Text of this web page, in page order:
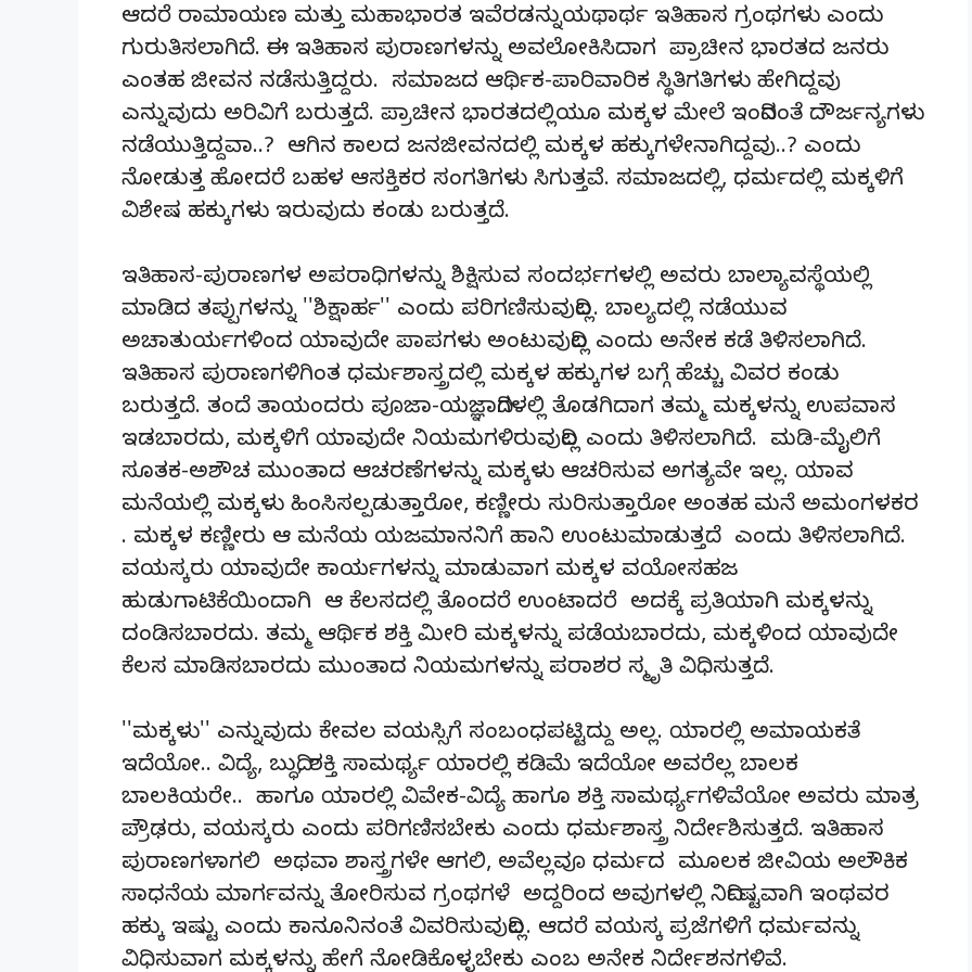
ಆದರೆ ರಾಮಾಯಣ ಮತ್ತು ಮಹಾಭಾರತ ಇವೆರಡನ್ನುಯಥಾರ್ಥ ಇತಿಹಾಸ ಗ್ರಂಥಗಳು ಎಂದು
ಗುರುತಿಸಲಾಗಿದೆ. ಈ ಇತಿಹಾಸ ಪುರಾಣಗಳನ್ನು ಅವಲೋಕಿಸಿದಾಗ ಪ್ರಾಚೀನ ಭಾರತದ ಜನರು
ಎಂತಹ ಜೀವನ ನಡೆಸುತ್ತಿದ್ದರು. ಸಮಾಜದ ಆರ್ಥಿಕ-ಪಾರಿವಾರಿಕ ಸ್ಥಿತಿಗತಿಗಳು ಹೇಗಿದ್ದವು
ಎನ್ನುವುದು ಅರಿವಿಗೆ ಬರುತ್ತದೆ. ಪ್ರಾಚೀನ ಭಾರತದಲ್ಲಿಯೂ ಮಕ್ಕಳ ಮೇಲೆ ಇಂದಿನಂತೆ ದೌರ್ಜನ್ಯಗಳು
ನಡೆಯುತ್ತಿದ್ದವಾ..? ಆಗಿನ ಕಾಲದ ಜನಜೀವನದಲ್ಲಿ ಮಕ್ಕಳ ಹಕ್ಕುಗಳೇನಾಗಿದ್ದವು..? ಎಂದು
ನೋಡುತ್ತ ಹೋದರೆ ಬಹಳ ಆಸಕ್ತಿಕರ ಸಂಗತಿಗಳು ಸಿಗುತ್ತವೆ. ಸಮಾಜದಲ್ಲಿ, ಧರ್ಮದಲ್ಲಿ ಮಕ್ಕಳಿಗೆ
ವಿಶೇಷ ಹಕ್ಕುಗಳು ಇರುವುದು ಕಂಡು ಬರುತ್ತದೆ.
ಇತಿಹಾಸ-ಪುರಾಣಗಳ ಅಪರಾಧಿಗಳನ್ನು ಶಿಕ್ಷಿಸುವ ಸಂದರ್ಭಗಳಲ್ಲಿ ಅವರು ಬಾಲ್ಯಾವಸ್ಥೆಯಲ್ಲಿ
ಮಾಡಿದ ತಪ್ಪುಗಳನ್ನು ''ಶಿಕ್ಷಾರ್ಹ'' ಎಂದು ಪರಿಗಣಿಸುವುದಿಲ್ಲ. ಬಾಲ್ಯದಲ್ಲಿ ನಡೆಯುವ
ಅಚಾತುರ್ಯಗಳಿಂದ ಯಾವುದೇ ಪಾಪಗಳು ಅಂಟುವುದಿಲ್ಲ ಎಂದು ಅನೇಕ ಕಡೆ ತಿಳಿಸಲಾಗಿದೆ.
ಇತಿಹಾಸ ಪುರಾಣಗಳಿಗಿಂತ ಧರ್ಮಶಾಸ್ತ್ರದಲ್ಲಿ ಮಕ್ಕಳ ಹಕ್ಕುಗಳ ಬಗ್ಗೆ ಹೆಚ್ಚು ವಿವರ ಕಂಡು
ಬರುತ್ತದೆ. ತಂದೆ ತಾಯಂದರು ಪೂಜಾ-ಯಜ್ಞಾದಿಗಳಲ್ಲಿ ತೊಡಗಿದಾಗ ತಮ್ಮ ಮಕ್ಕಳನ್ನು ಉಪವಾಸ
ಇಡಬಾರದು, ಮಕ್ಕಳಿಗೆ ಯಾವುದೇ ನಿಯಮಗಳಿರುವುದಿಲ್ಲ ಎಂದು ತಿಳಿಸಲಾಗಿದೆ. ಮಡಿ-ಮೈಲಿಗೆ
ಸೂತಕ-ಅಶೌಚ ಮುಂತಾದ ಆಚರಣೆಗಳನ್ನು ಮಕ್ಕಳು ಆಚರಿಸುವ ಅಗತ್ಯವೇ ಇಲ್ಲ. ಯಾವ
ಮನೆಯಲ್ಲಿ ಮಕ್ಕಳು ಹಿಂಸಿಸಲ್ಪಡುತ್ತಾರೋ, ಕಣ್ಣೀರು ಸುರಿಸುತ್ತಾರೋ ಅಂತಹ ಮನೆ ಅಮಂಗಳಕರ
. ಮಕ್ಕಳ ಕಣ್ಣೀರು ಆ ಮನೆಯ ಯಜಮಾನನಿಗೆ ಹಾನಿ ಉಂಟುಮಾಡುತ್ತದೆ ಎಂದು ತಿಳಿಸಲಾಗಿದೆ.
ವಯಸ್ಕರು ಯಾವುದೇ ಕಾರ್ಯಗಳನ್ನು ಮಾಡುವಾಗ ಮಕ್ಕಳ ವಯೋಸಹಜ
ಹುಡುಗಾಟಿಕೆಯಿಂದಾಗಿ ಆ ಕೆಲಸದಲ್ಲಿ ತೊಂದರೆ ಉಂಟಾದರೆ ಅದಕ್ಕೆ ಪ್ರತಿಯಾಗಿ ಮಕ್ಕಳನ್ನು
ದಂಡಿಸಬಾರದು. ತಮ್ಮ ಆರ್ಥಿಕ ಶಕ್ತಿ ಮೀರಿ ಮಕ್ಕಳನ್ನು ಪಡೆಯಬಾರದು, ಮಕ್ಕಳಿಂದ ಯಾವುದೇ
ಕೆಲಸ ಮಾಡಿಸಬಾರದು ಮುಂತಾದ ನಿಯಮಗಳನ್ನು ಪರಾಶರ ಸ್ಮೃತಿ ವಿಧಿಸುತ್ತದೆ.
''ಮಕ್ಕಳು'' ಎನ್ನುವುದು ಕೇವಲ ವಯಸ್ಸಿಗೆ ಸಂಬಂಧಪಟ್ಟಿದ್ದು ಅಲ್ಲ. ಯಾರಲ್ಲಿ ಅಮಾಯಕತೆ
ಇದೆಯೋ.. ವಿದ್ಯೆ, ಬುದ್ಧಿ, ಶಕ್ತಿ ಸಾಮರ್ಥ್ಯ ಯಾರಲ್ಲಿ ಕಡಿಮೆ ಇದೆಯೋ ಅವರೆಲ್ಲ ಬಾಲಕ
ಬಾಲಕಿಯರೇ.. ಹಾಗೂ ಯಾರಲ್ಲಿ ವಿವೇಕ-ವಿದ್ಯೆ ಹಾಗೂ ಶಕ್ತಿ ಸಾಮರ್ಥ್ಯಗಳಿವೆಯೋ ಅವರು ಮಾತ್ರ
ಪ್ರೌಢರು, ವಯಸ್ಕರು ಎಂದು ಪರಿಗಣಿಸಬೇಕು ಎಂದು ಧರ್ಮಶಾಸ್ತ್ರ ನಿರ್ದೇಶಿಸುತ್ತದೆ. ಇತಿಹಾಸ
ಪುರಾಣಗಳಾಗಲಿ ಅಥವಾ ಶಾಸ್ತ್ರಗಳೇ ಆಗಲಿ, ಅವೆಲ್ಲವೂ ಧರ್ಮದ ಮೂಲಕ ಜೀವಿಯ ಅಲೌಕಿಕ
ಸಾಧನೆಯ ಮಾರ್ಗವನ್ನು ತೋರಿಸುವ ಗ್ರಂಥಗಳೆ ಅದ್ದರಿಂದ ಅವುಗಳಲ್ಲಿ ನಿರ್ದಿಷ್ಟವಾಗಿ ಇಂಥವರ
ಹಕ್ಕು ಇಷ್ಟು ಎಂದು ಕಾನೂನಿನಂತೆ ವಿವರಿಸುವುದಿಲ್ಲ. ಆದರೆ ವಯಸ್ಕ ಪ್ರಜೆಗಳಿಗೆ ಧರ್ಮವನ್ನು
ವಿಧಿಸುವಾಗ ಮಕ್ಕಳನ್ನು ಹೇಗೆ ನೋಡಿಕೊಳ್ಳಬೇಕು ಎಂಬ ಅನೇಕ ನಿರ್ದೇಶನಗಳಿವೆ.